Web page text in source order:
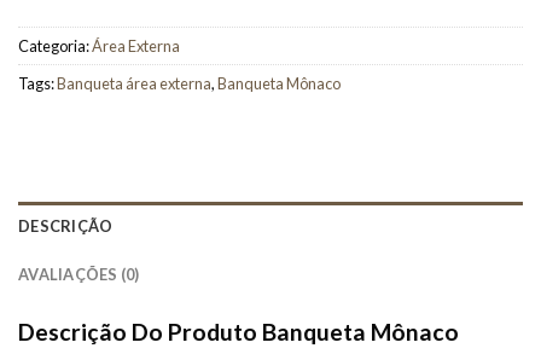
Categoria:Área Externa
Tags:Banqueta área externa,Banqueta Mônaco
DESCRIÇÃO
AVALIAÇÕES (0)
Descrição Do Produto Banqueta Mônaco